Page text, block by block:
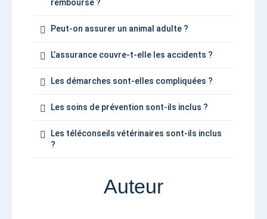
remboursé ?
Peut-on assurer un animal adulte ?
L’assurance couvre-t-elle les accidents ?
Les démarches sont-elles compliquées ?
Les soins de prévention sont-ils inclus ?
Les téléconseils vétérinaires sont-ils inclus
?
Auteur